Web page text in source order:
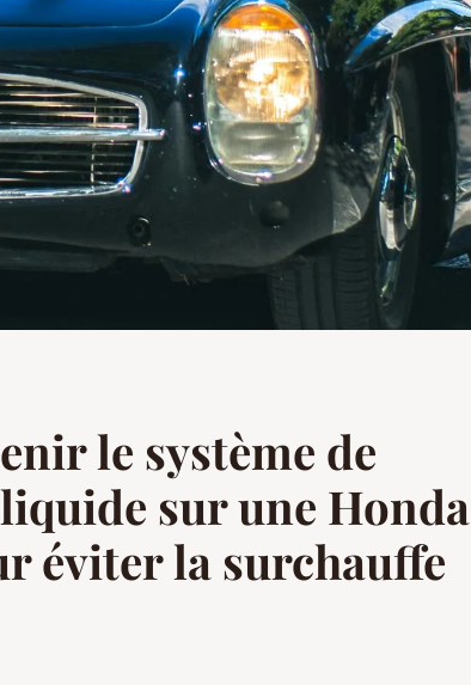
le système de
sur une Honda
éviter la surchauffe